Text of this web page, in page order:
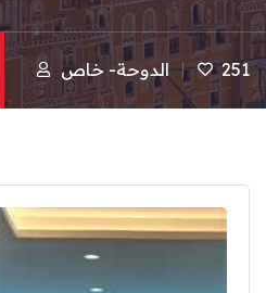
الدوحة- خاص 251